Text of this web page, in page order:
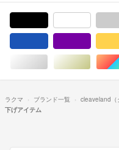
シルバー/銀色系ゴール
ラクマ ブランド一覧 cleaveland（
下げアイテム